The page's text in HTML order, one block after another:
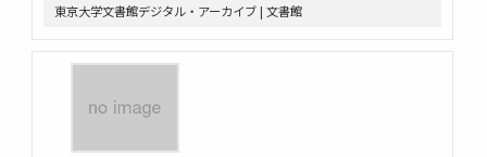
東京大学文書館デジタル・アーカイブ | 文書館